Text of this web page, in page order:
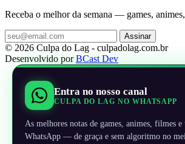
Receba o melhor da semana — games,
Assinar
© 2026 Culpa do Lag - culpadolag.com.br
Desenvolvido porBCast Dev
Entra no nosso canal
CULPA DO LAG NO WHATSAPP
As melhores notas de games, animes, filmes
WhatsApp — de graça e sem algoritmo no